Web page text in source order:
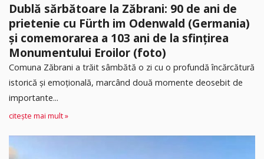
Dublă sărbătoare la Zăbrani: 90 de ani de
prietenie cu Fürth im Odenwald (Germania)
și comemorarea a 103 ani de la sfințirea
Monumentului Eroilor (foto)
Comuna Zăbrani a trăit sâmbătă o zi cu o profundă încărcătură
istorică și emoțională, marcând două momente deosebit de
importante...
citește mai mult »